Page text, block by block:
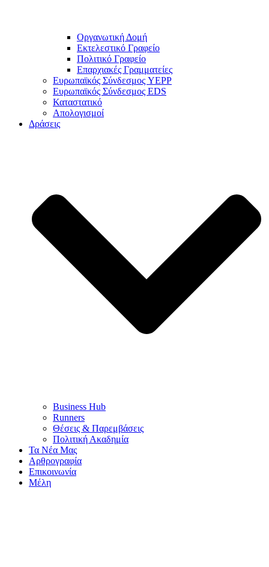
Οργανωτική Δομή
Εκτελεστικό Γραφείο
Πολιτικό Γραφείο
Επαρχιακές Γραμματείες
Ευρωπαϊκός Σύνδεσμος YEPP
Ευρωπαϊκός Σύνδεσμος EDS
Καταστατικό
Απολογισμοί
Δράσεις
Business Hub
Runners
Θέσεις & Παρεμβάσεις
Πολιτική Ακαδημία
Τα Νέα Μας
Αρθρογραφία
Επικοινωνία
Μέλη